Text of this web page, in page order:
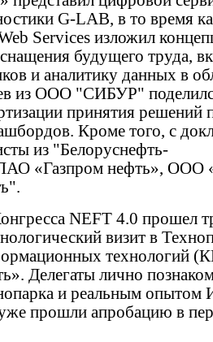
G-LAB, в то время
Services изложил
будущего труда,
и аналитику данных в
из ООО "СИБУР"
принятия решений
Кроме того, с
из "Белоруснефть-
«Газпром нефть»,
NEFT 4.0 прошел
визит в
технологий
Делегаты лично
и реальным опытом
прошли апробацию в